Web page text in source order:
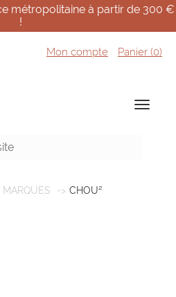
métropolitaine à partir de 300 €
!
Mon compte Panier (0)
MARQUES CHOU²